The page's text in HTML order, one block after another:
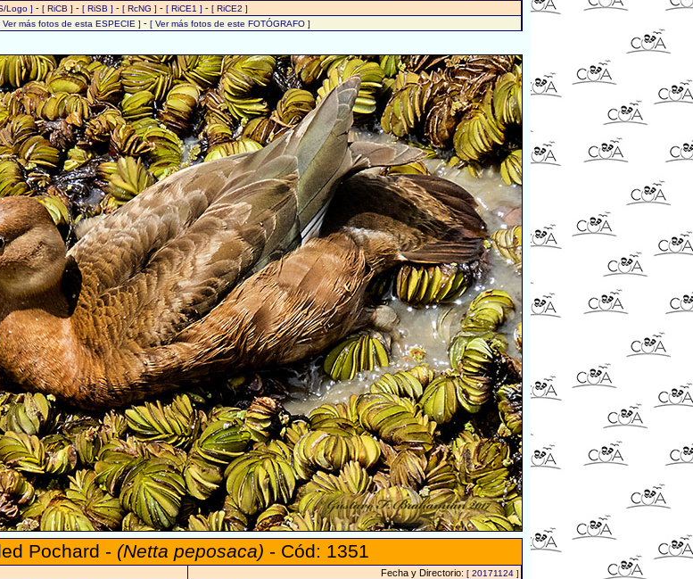
Logo ] - [ RiCB ] - [ RiSB ] - [ RcNG ] - [ RiCE1 ] - [ RiCE2 ]
Ver más fotos de esta ESPECIE ] - [ Ver más fotos de este FOTÓGRAFO ]
Pochard - (Netta peposaca) - Cód: 1351
Fecha y Directorio: [ 20171124 ]